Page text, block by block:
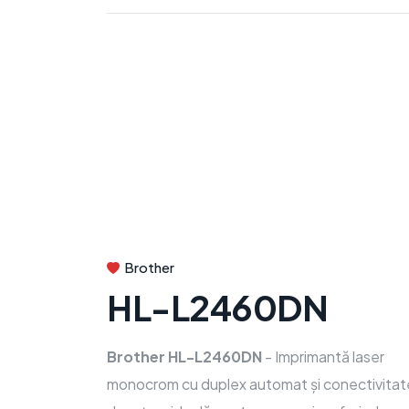
Brother
HL-L2460DN
Brother HL-L2460DN - Imprimantă laser
monocrom cu duplex automat și